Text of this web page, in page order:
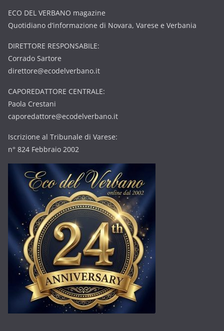
ECO DEL VERBANO magazine
Quotidiano d’informazione di Novara, Varese e Verbania
DIRETTORE RESPONSABILE:
Corrado Sartore
direttore@ecodelverbano.it
CAPOREDATTORE CENTRALE:
Paola Crestani
caporedattore@ecodelverbano.it
Iscrizione al Tribunale di Varese:
n° 824 Febbraio 2002